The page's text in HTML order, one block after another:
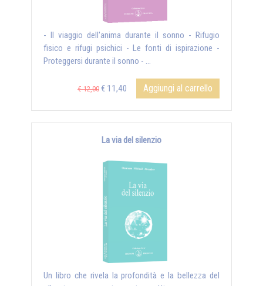
- Il viaggio dell'anima durante il sonno - Rifugio
fisico e rifugi psichici - Le fonti di ispirazione -
Proteggersi durante il sonno - ...
€ 12,00 € 11,40 Aggiungi al carrello
La via del silenzio
Un libro che rivela la profondità e la bellezza del